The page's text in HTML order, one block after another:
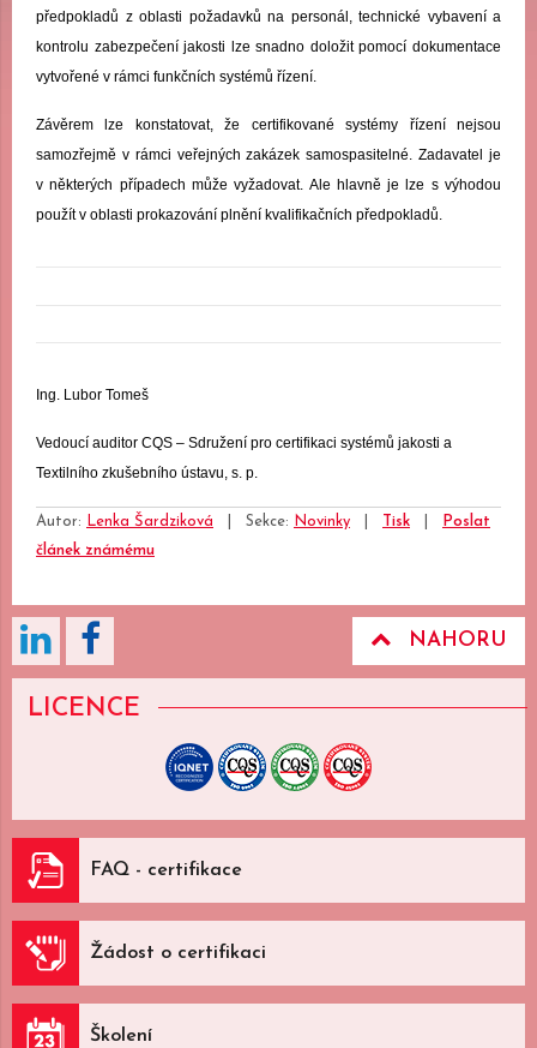
předpokladů z oblasti požadavků na personál, technické vybavení a
kontrolu zabezpečení jakosti lze snadno doložit pomocí dokumentace
vytvořené v rámci funkčních systémů řízení.
Závěrem lze konstatovat, že certifikované systémy řízení nejsou
samozřejmě v rámci veřejných zakázek samospasitelné. Zadavatel je
v některých případech může vyžadovat. Ale hlavně je lze s výhodou
použít v oblasti prokazování plnění kvalifikačních předpokladů.
Ing. Lubor Tomeš
Vedoucí auditor CQS – Sdružení pro certifikaci systémů jakosti a
Textilního zkušebního ústavu, s. p.
Autor: Lenka Šardziková Sekce: Novinky Tisk
Poslat
článek známému
NAHORU
LICENCE
FAQ - certifikace
Žádost o certifikaci
Školení